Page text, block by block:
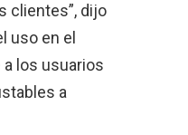
clientes”, dijo
uso en el
a los usuarios
a